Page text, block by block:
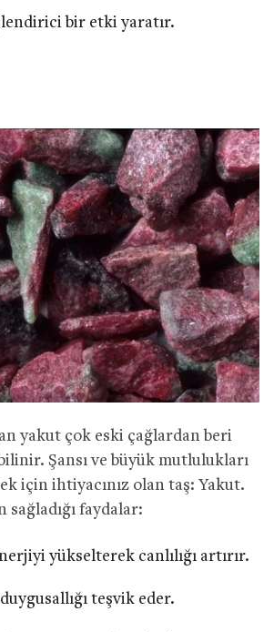
bir etki yaratır.
yakut çok eski çağlardan beri
Şansı ve büyük mutlulukları
için ihtiyacınız olan taş: Yakut.
sağladığı faydalar:
yükselterek canlılığı artırır.
teşvik eder.